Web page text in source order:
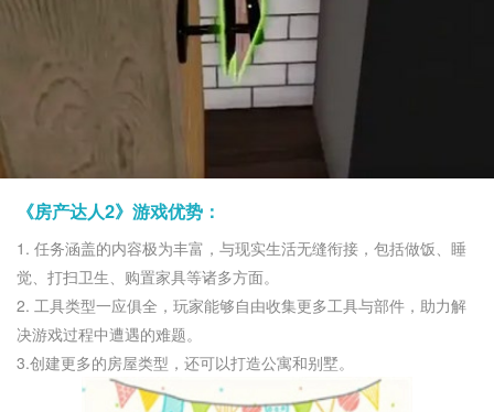
《房产达人2》游戏优势：
1. 任务涵盖的内容极为丰富，与现实生活无缝衔接，包括做饭、睡
觉、打扫卫生、购置家具等诸多方面。
2. 工具类型一应俱全，玩家能够自由收集更多工具与部件，助力解
决游戏过程中遭遇的难题。
3.创建更多的房屋类型，还可以打造公寓和别墅。